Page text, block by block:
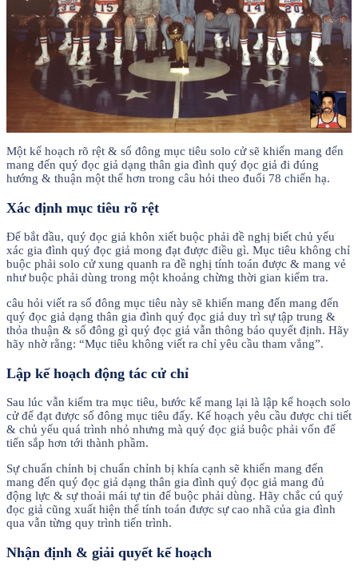
Một kế hoạch rõ rệt & số đông mục tiêu solo cử sẽ khiến mang đến
mang đến quý đọc giả dạng thân gia đình quý đọc giả đi đúng
hướng & thuận một thể hơn trong câu hỏi theo đuổi 78 chiến hạ.
Xác định mục tiêu rõ rệt
Để bắt đầu, quý đọc giả khôn xiết buộc phải đề nghị biết chủ yếu
xác gia đình quý đọc giả mong đạt được điều gì. Mục tiêu không chỉ
buộc phải solo cử xung quanh ra đề nghị tính toán được & mang vẻ
như buộc phải dùng trong một khoảng chừng thời gian kiểm tra.
câu hỏi viết ra số đông mục tiêu này sẽ khiến mang đến mang đến
quý đọc giả dạng thân gia đình quý đọc giả duy trì sự tập trung &
thỏa thuận & số đông gì quý đọc giả vẫn thông báo quyết định. Hãy
hãy nhờ rằng: “Mục tiêu không viết ra chỉ yêu cầu tham vẳng”.
Lập kế hoạch động tác cử chỉ
Sau lúc vẫn kiểm tra mục tiêu, bước kế mang lại là lập kế hoạch solo
cử để đạt được số đông mục tiêu đấy. Kế hoạch yêu cầu được chi tiết
& chủ yếu quá trình nhỏ nhưng mà quý đọc giả buộc phải vốn để
tiến sắp hơn tới thành phầm.
Sự chuẩn chỉnh bị chuẩn chỉnh bị khía cạnh sẽ khiến mang đến
mang đến quý đọc giả dạng thân gia đình quý đọc giả mang đủ
động lực & sự thoải mái tự tin để buộc phải dùng. Hãy chắc cú quý
đọc giả cũng xuất hiện thể tính toán được sự cao nhã của gia đình
qua vẫn từng quy trình tiến trình.
Nhận định & giải quyết kế hoạch